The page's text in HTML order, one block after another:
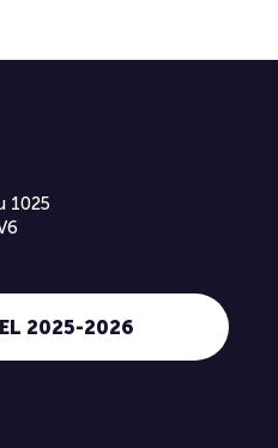
1025
2025-2026